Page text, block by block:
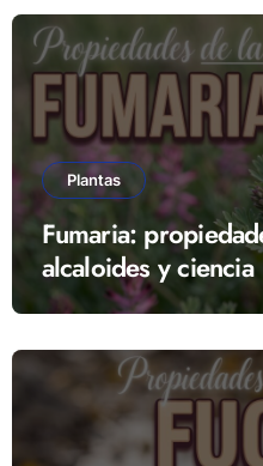
Plantas
Fumaria:
alcaloides y ciencia